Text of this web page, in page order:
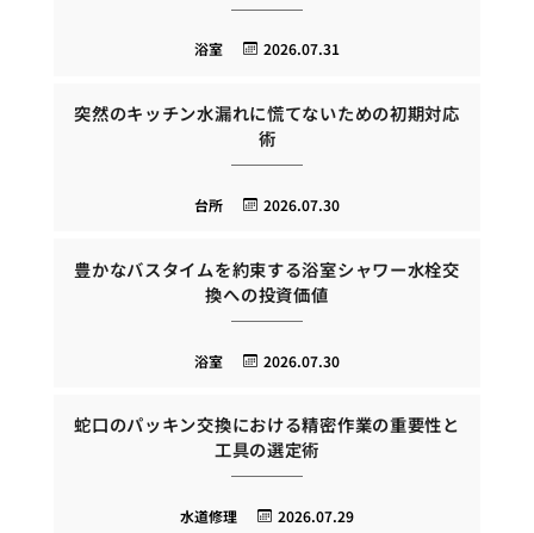
2026.07.31
浴室
突然のキッチン水漏れに慌てないための初期対応
術
2026.07.30
台所
豊かなバスタイムを約束する浴室シャワー水栓交
換への投資価値
2026.07.30
浴室
蛇口のパッキン交換における精密作業の重要性と
工具の選定術
2026.07.29
水道修理